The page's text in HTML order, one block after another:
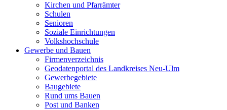
Kirchen und Pfarrämter
Schulen
Senioren
Soziale Einrichtungen
Volkshochschule
Gewerbe und Bauen
Firmenverzeichnis
Geodatenportal des Landkreises Neu-Ulm
Gewerbegebiete
Baugebiete
Rund ums Bauen
Post und Banken